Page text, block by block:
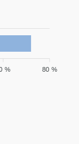
80 %
%